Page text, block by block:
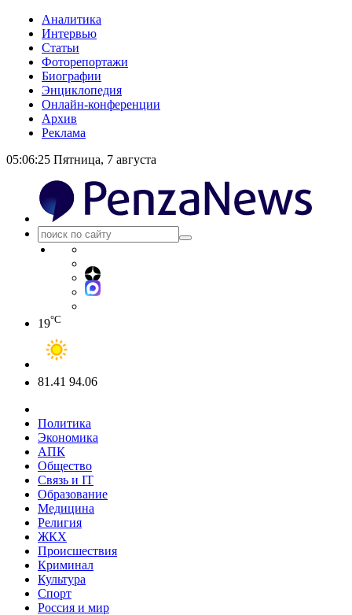
Аналитика
Интервью
Статьи
Фоторепортажи
Биографии
Энциклопедия
Онлайн-конференции
Архив
Реклама
05:06:26 Пятница, 7 августа
19°C
81.41 94.06
Политика
Экономика
АПК
Общество
Связь и IT
Образование
Медицина
Религия
ЖКХ
Происшествия
Криминал
Культура
Спорт
Россия и мир